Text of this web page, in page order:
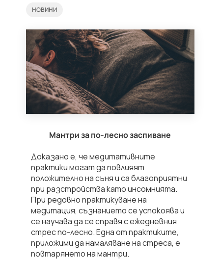
НОВИНИ
Мантри за по-лесно заспиване
Доказано е, че медитативните
практики могат да повлияят
положително на съня и са благоприятни
при разстройства като инсомнията.
При редовно практикуване на
медитация, съзнанието се успокоява и
се научава да се справя с ежедневния
стрес по-лесно. Една от практиките,
приложими да намаляване на стреса, е
повтарянето на мантри.